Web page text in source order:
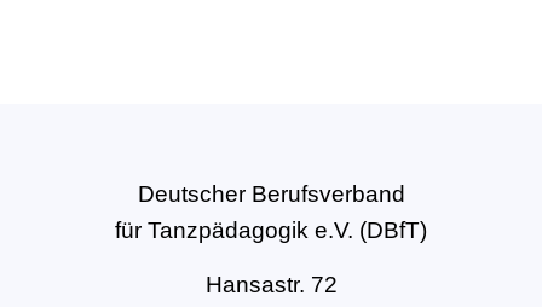
Deutscher Berufsverband
für Tanzpädagogik e.V. (DBfT)
Hansastr. 72